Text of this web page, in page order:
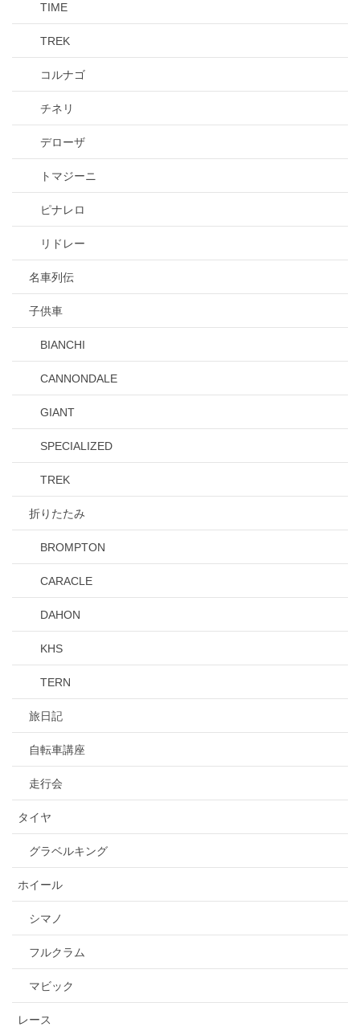
TIME
TREK
コルナゴ
チネリ
デローザ
トマジーニ
ピナレロ
リドレー
名車列伝
子供車
BIANCHI
CANNONDALE
GIANT
SPECIALIZED
TREK
折りたたみ
BROMPTON
CARACLE
DAHON
KHS
TERN
旅日記
自転車講座
走行会
タイヤ
グラベルキング
ホイール
シマノ
フルクラム
マビック
レース